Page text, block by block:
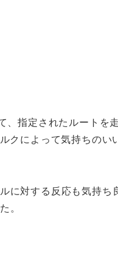
、指定されたルートを
クによって気持ちのい
対する反応も気持ち
。